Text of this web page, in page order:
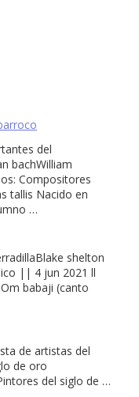
del
bachWilliam
Compositores
tallis Nacido en
…
shelton
|| 4 jun 2021 ll
babaji (canto
de artistas del
de oro
del siglo de …